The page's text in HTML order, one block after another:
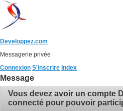
Developpez.com
Messagerie privée
Connexion S'inscrire Index
Message
Vous devez avoir un compte
connecté pour pouvoir